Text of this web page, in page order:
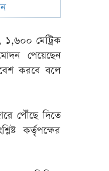
১,৬০০ মেট্রিক
পেয়েছেন
করবে বলে
পৌঁছে দিতে
কর্তৃপক্ষের